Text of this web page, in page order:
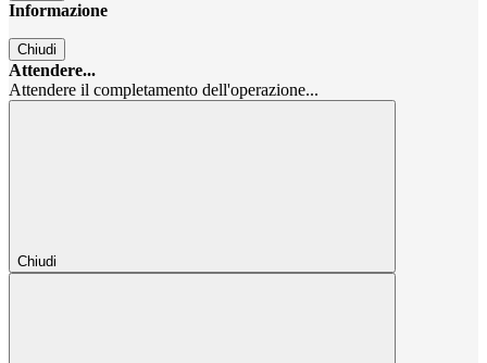
Informazione
Chiudi
Attendere...
Attendere il completamento dell'operazione...
Chiudi